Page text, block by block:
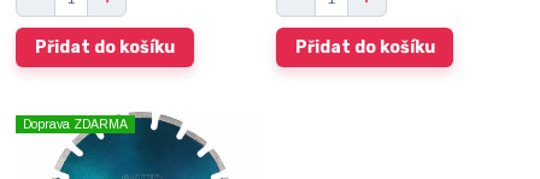
Přidat do košíku Přidat do košíku
Doprava ZDARMA